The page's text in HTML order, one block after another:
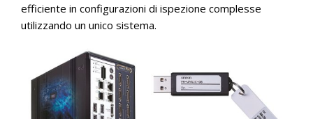
efficiente in configurazioni di ispezione complesse
utilizzando un unico sistema.